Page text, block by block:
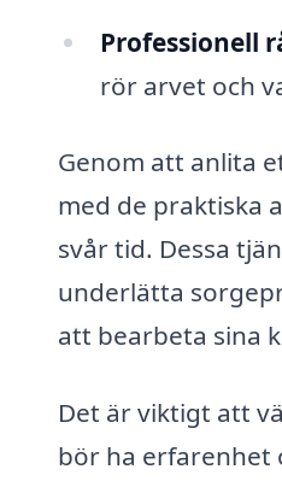
Professionell
rör arvet och
Genom att anlita
med de praktiska
svår tid. Dessa
underlätta
att bearbeta sina
Det är viktigt att
bör ha erfarenhet